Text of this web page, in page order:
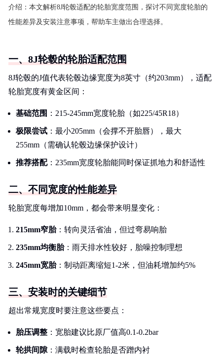
介绍： 本文解析8J轮毂适配的轮胎宽度范围，探讨不同宽度轮胎的
性能差异及安装注意事项，帮助车主做出合理选择。
一、8J轮毂的轮胎适配范围
8J轮毂的J值代表轮毂边缘宽度为8英寸（约203mm），适配
轮胎宽度有黄金区间：
基础范围 ：215-245mm宽度轮胎（如225/45R18）
极限尝试 ：最小205mm（会撑不开胎唇），最大
255mm（需确认轮毂边缘保护设计）
推荐搭配：235mm宽度轮胎能同时保证抓地力和舒适性
二、不同宽度的性能差异
轮胎宽度每增加10mm，都会带来明显变化：
215mm窄胎：转向灵活省油，但过弯易响胎
235mm均衡胎：雨天排水性较好，胎噪控制理想
245mm宽胎：制动距离缩短1-2米，但油耗增加约5%
三、安装时的关键细节
超出常规宽度时要注意这些要点：
胎压调整 ：宽胎建议比原厂值高0.1-0.2bar
轮拱间隙：满载时检查轮胎是否蹭内衬